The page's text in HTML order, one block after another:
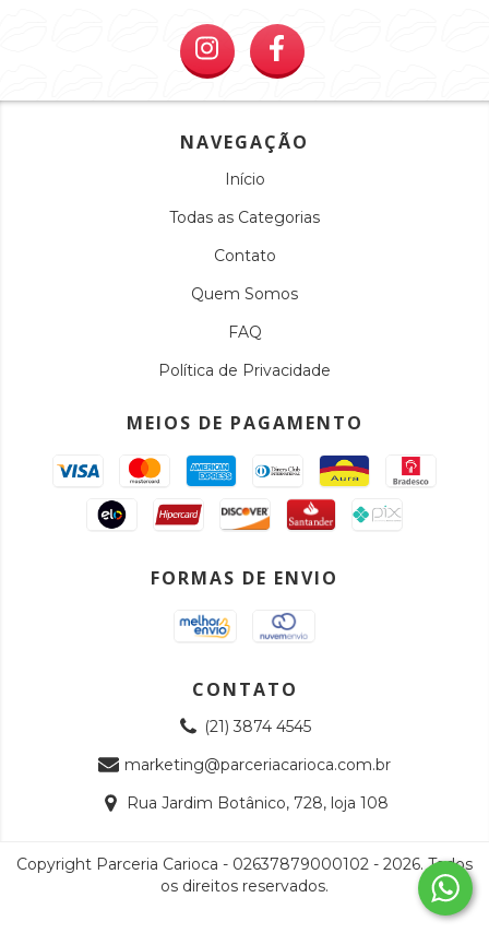
NAVEGAÇÃO
Início
Todas as Categorias
Contato
Quem Somos
FAQ
Política de Privacidade
MEIOS DE PAGAMENTO
FORMAS DE ENVIO
CONTATO
(21) 3874 4545
marketing@parceriacarioca.com.br
Rua Jardim Botânico, 728, loja 108
Copyright Parceria Carioca - 02637879000102 - 2026. Todos
os direitos reservados.